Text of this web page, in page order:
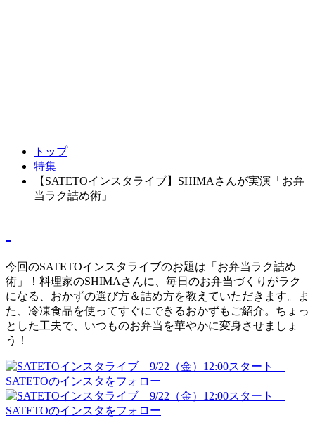
トップ
特集
【SATETOインスタライブ】SHIMAさんが実演「お弁
当ラク詰め術」
今回のSATETOインスタライブのお題は「お弁当ラク詰め
術」！料理家のSHIMAさんに、毎日のお弁当づくりがラク
になる、おかずの選び方＆詰め方を教えていただきます。ま
た、冷凍食品を使ってすぐにできるおかずもご紹介。ちょっ
とした工夫で、いつものお弁当を華やかに変身させましょ
う！